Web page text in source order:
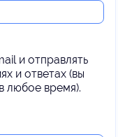
и отправлять
и ответах (вы
любое время).